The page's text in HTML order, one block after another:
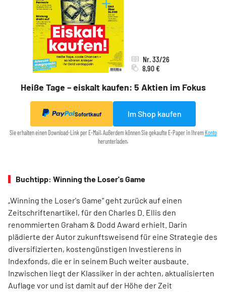
Heiße Tage – eiskalt kaufen: 5 Aktien im Fokus
Nr. 33/26
8,90 €
Sofortkauf Im Shop kaufen
Sie erhalten einen Download-Link per E-Mail. Außerdem können Sie gekaufte E-Paper in Ihrem Konto
herunterladen.
Buchtipp: Winning the Loser's Game
„Winning the Loser's Game“ geht zurück auf einen
Zeitschriftenartikel, für den Charles D. Ellis den
renommierten Graham & Dodd Award erhielt. Darin
plädierte der Autor zukunftsweisend für eine Strategie des
diversifizierten, kostengünstigen Investierens in
Indexfonds, die er in seinem Buch weiter ausbaute.
Inzwischen liegt der Klassiker in der achten, aktualisierten
Auflage vor und ist damit auf der Höhe der Zeit